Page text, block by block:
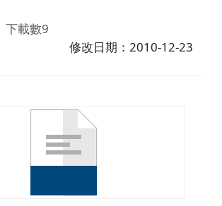
下載數9
修改日期：2010-12-23